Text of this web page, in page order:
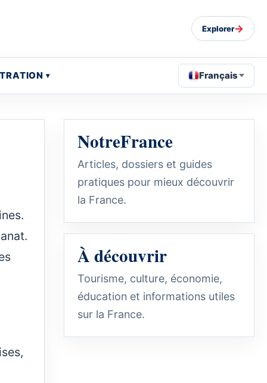
Explorer→
Français
NotreFrance
Articles, dossiers et guides
pratiques pour mieux découvrir
la France.
À découvrir
Tourisme, culture, économie,
éducation et informations utiles
sur la France.